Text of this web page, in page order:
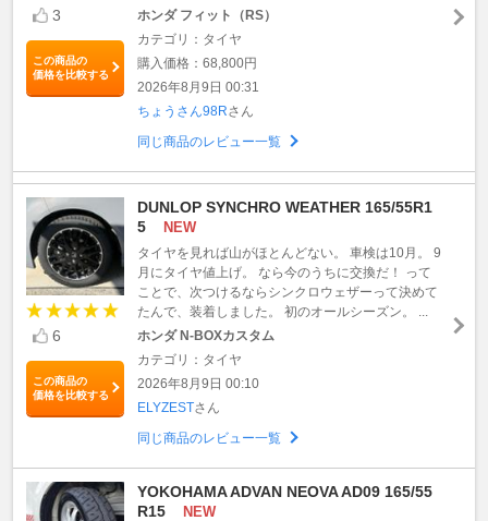
3
この商品の
価格を比較する
ホンダ フィット（RS）
カテゴリ：タイヤ
購入価格：68,800円
2026年8月9日 00:31
ちょうさん98Rさん
同じ商品のレビュー一覧
6
この商品の
価格を比較する
DUNLOP SYNCHRO WEATHER 165/55R1
5
NEW
タイヤを見れば山がほとんどない。 車検は10月。 9
月にタイヤ値上げ。 なら今のうちに交換だ！ って
ことで、次つけるならシンクロウェザーって決めて
たんで、装着しました。 初のオールシーズン。 ...
ホンダ N-BOXカスタム
カテゴリ：タイヤ
2026年8月9日 00:10
ELYZESTさん
同じ商品のレビュー一覧
YOKOHAMA ADVAN NEOVA AD09 165/55
R15
NEW